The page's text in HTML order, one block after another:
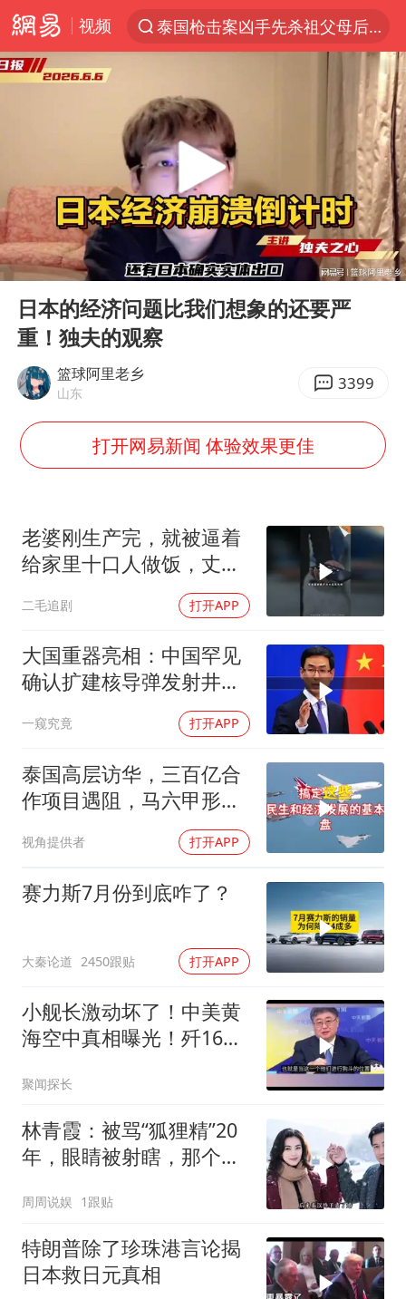
视频
泰国枪击案凶手先杀祖父母后行凶
上半年我国机械工业经济运行稳中有进
中国军队坚决反制任何闹海图谋
台风“白海豚”体型变大！环流面积接近13个浙江那么大
江苏发布台风蓝色预警
女子开一天一夜空调后二氧化碳中毒
泰国校园枪击案死亡人数升至7人
汪峰阻止14岁女儿买大牌
四川宜宾市高县发生4.9级地震
年内第一高价股今日打新
“立秋的第一杯奶茶”又爆单了
陕西省委书记赶赴柞水县杏坪镇
国防部回应日本试射“战斧”导弹
东方之约 相约未来
Play
00:00 23:44
日本的经济问题比我们想象的还要严
重！独夫的观察
篮球阿里老乡
山东 3399
打开网易新闻 体验效果更佳
老婆刚生产完，就被逼着
给家里十口人做饭，丈夫
二毛追剧 打开APP
大国重器亮相：中国罕见
确认扩建核导弹发射井铸
一窥究竟 打开APP
泰国高层访华，三百亿合
作项目遇阻，马六甲形势
视角提供者 打开APP
赛力斯7月份到底咋了？
大秦论道 2450跟贴 打开APP
小舰长激动坏了！中美黄
海空中真相曝光！歼16狗
对武力！
聚闻探长
林青霞：被骂“狐狸精”20
年，眼睛被射瞎，那个男
钱？”
周周说娱 1跟贴
特朗普除了珍珠港言论揭
日本救日元真相